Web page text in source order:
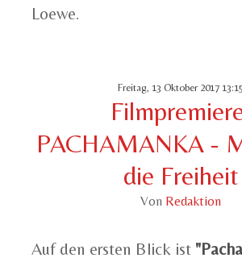
Loewe.
Freitag, 13 Oktober 2017 13:15
PACHAMANKA -
die Freiheit
Von Redaktion
Auf den ersten Blick ist